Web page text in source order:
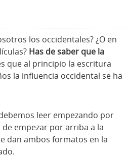
los occidentales? ¿O en
Has de saber que la
que al principio la escritura
la influencia occidental se ha
leer empezando por
empezar por arriba a la
dan ambos formatos en la